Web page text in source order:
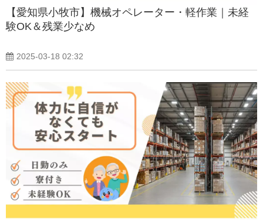
【愛知県小牧市】機械オペレーター・軽作業｜未経
験OK＆残業少なめ
2025-03-18 02:32